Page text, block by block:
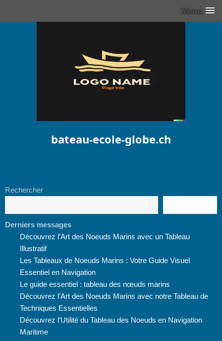
Menu
bateau-ecole-globe.ch
Rechercher
Derniers messages
Découvrez l’Art des Noeuds Marins avec un Tableau
Illustratif
Les Tableaux de Noeuds Marins : Votre Guide Visuel
Essentiel en Navigation
Le guide essentiel : tableau des nœuds marins
Découvrez l’Art des Noeuds Marins avec notre Tableau de
Techniques Essentielles
Découvrez l’Utilité du Tableau des Noeuds en Navigation
Maritime